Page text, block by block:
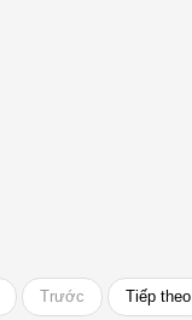
Trước Tiếp theo